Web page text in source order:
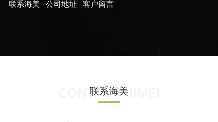
联系海美 公司地址 客户留言
联系海美
CONTACT HIMEI